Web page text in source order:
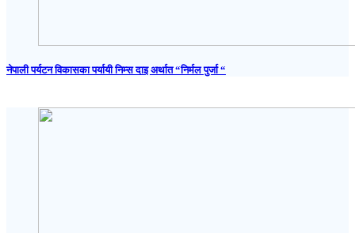
नेपाली पर्यटन विकासका पर्यायी निम्स दाइ अर्थात “निर्मल पुर्जा “